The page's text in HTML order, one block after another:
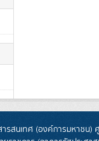
รสนเทศ (องค์การมหาชน)